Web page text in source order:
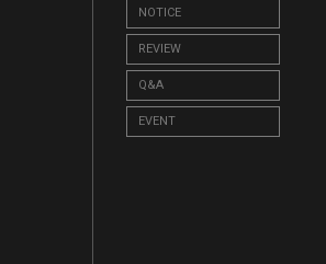
NOTICE
REVIEW
Q&A
EVENT